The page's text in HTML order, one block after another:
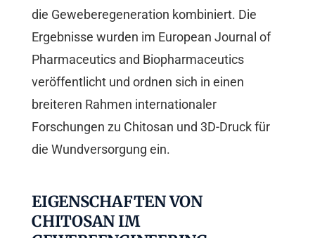
die Geweberegeneration kombiniert. Die
Ergebnisse wurden im European Journal of
Pharmaceutics and Biopharmaceutics
veröffentlicht und ordnen sich in einen
breiteren Rahmen internationaler
Forschungen zu Chitosan und 3D-Druck für
die Wundversorgung ein.
EIGENSCHAFTEN VON
CHITOSAN IM